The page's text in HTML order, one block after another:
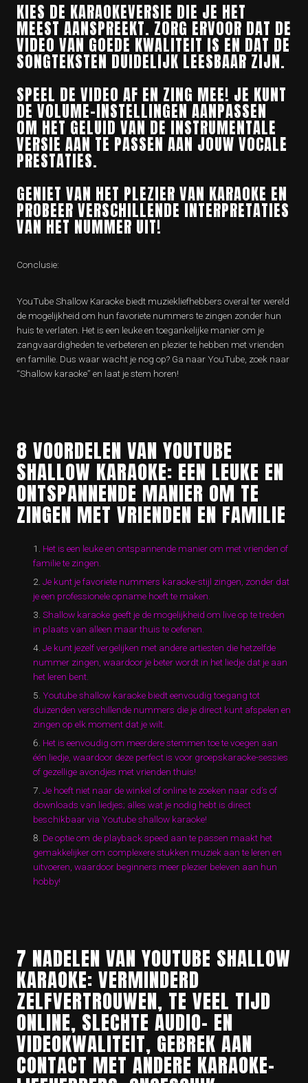
KIES DE KARAOKEVERSIE DIE JE HET
MEEST AANSPREEKT. ZORG ERVOOR DAT DE
VIDEO VAN GOEDE KWALITEIT IS EN DAT DE
SONGTEKSTEN DUIDELIJK LEESBAAR ZIJN.
SPEEL DE VIDEO AF EN ZING MEE! JE KUNT
DE VOLUME-INSTELLINGEN AANPASSEN
OM HET GELUID VAN DE INSTRUMENTALE
VERSIE AAN TE PASSEN AAN JOUW VOCALE
PRESTATIES.
GENIET VAN HET PLEZIER VAN KARAOKE EN
PROBEER VERSCHILLENDE INTERPRETATIES
VAN HET NUMMER UIT!
Conclusie:
YouTube Shallow Karaoke biedt muziekliefhebbers overal ter wereld
de mogelijkheid om hun favoriete nummers te zingen zonder hun
huis te verlaten. Het is een leuke en toegankelijke manier om je
zangvaardigheden te verbeteren en plezier te hebben met vrienden
en familie. Dus waar wacht je nog op? Ga naar YouTube, zoek naar
“Shallow karaoke” en laat je stem horen!
8 VOORDELEN VAN YOUTUBE
SHALLOW KARAOKE: EEN LEUKE EN
ONTSPANNENDE MANIER OM TE
ZINGEN MET VRIENDEN EN FAMILIE
Het is een leuke en ontspannende manier om met vrienden of
familie te zingen.
Je kunt je favoriete nummers karaoke-stijl zingen, zonder dat
je een professionele opname hoeft te maken.
Shallow karaoke geeft je de mogelijkheid om live op te treden
in plaats van alleen maar thuis te oefenen.
Je kunt jezelf vergelijken met andere artiesten die hetzelfde
nummer zingen, waardoor je beter wordt in het liedje dat je aan
het leren bent.
Youtube shallow karaoke biedt eenvoudig toegang tot
duizenden verschillende nummers die je direct kunt afspelen en
zingen op elk moment dat je wilt.
Het is eenvoudig om meerdere stemmen toe te voegen aan
één liedje, waardoor deze perfect is voor groepskaraoke-sessies
of gezellige avondjes met vrienden thuis!
Je hoeft niet naar de winkel of online te zoeken naar cd’s of
downloads van liedjes; alles wat je nodig hebt is direct
beschikbaar via Youtube shallow karaoke!
De optie om de playback speed aan te passen maakt het
gemakkelijker om complexere stukken muziek aan te leren en
uitvoeren, waardoor beginners meer plezier beleven aan hun
hobby!
7 NADELEN VAN YOUTUBE SHALLOW
KARAOKE: VERMINDERD
ZELFVERTROUWEN, TE VEEL TIJD
ONLINE, SLECHTE AUDIO- EN
VIDEOKWALITEIT, GEBREK AAN
CONTACT MET ANDERE KARAOKE-